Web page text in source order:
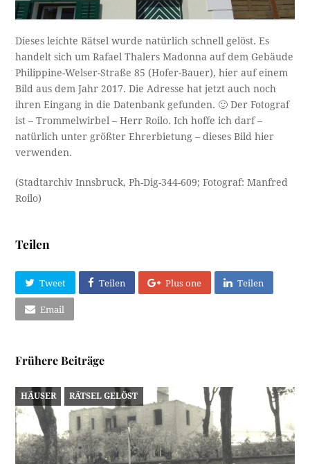
Dieses leichte Rätsel wurde natürlich schnell gelöst. Es
handelt sich um Rafael Thalers Madonna auf dem Gebäude
Philippine-Welser-Straße 85 (Hofer-Bauer), hier auf einem
Bild aus dem Jahr 2017. Die Adresse hat jetzt auch noch
ihren Eingang in die Datenbank gefunden. 🙂 Der Fotograf
ist – Trommelwirbel – Herr Roilo. Ich hoffe ich darf –
natürlich unter größter Ehrerbietung – dieses Bild hier
verwenden.
(Stadtarchiv Innsbruck, Ph-Dig-344-609; Fotograf: Manfred
Roilo)
Teilen
Tweet Teilen Plus one Teilen
Email
Frühere Beiträge
HÄUSER RÄTSEL GELÖST